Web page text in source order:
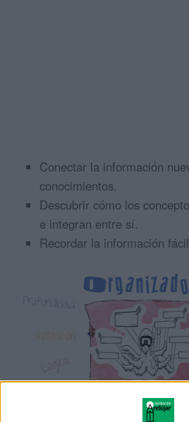
Conectar la información
conocimientos.
Descubrir cómo los
e integran entre sí.
Recordar la información